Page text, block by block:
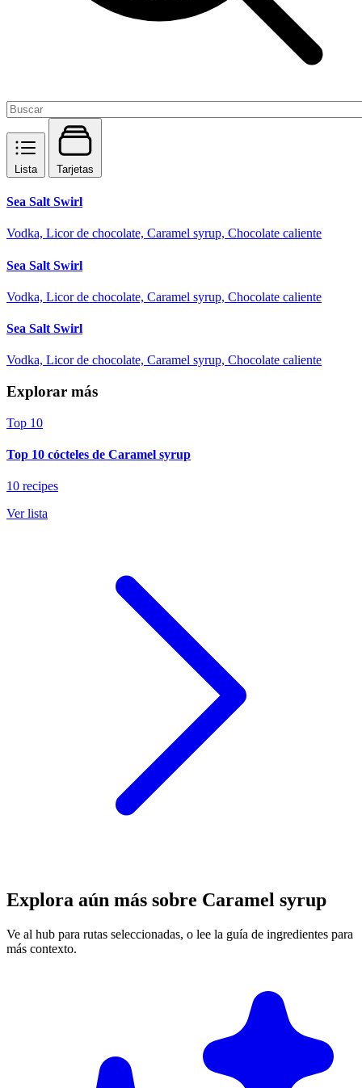
Lista Tarjetas
Sea Salt Swirl
Vodka, Licor de chocolate, Caramel syrup, Chocolate caliente
Sea Salt Swirl
Vodka, Licor de chocolate, Caramel syrup, Chocolate caliente
Sea Salt Swirl
Vodka, Licor de chocolate, Caramel syrup, Chocolate caliente
Explorar más
Top 10
Top 10 cócteles de Caramel syrup
10 recipes
Ver lista
Explora aún más sobre Caramel syrup
Ve al hub para rutas seleccionadas, o lee la guía de ingredientes para
más contexto.